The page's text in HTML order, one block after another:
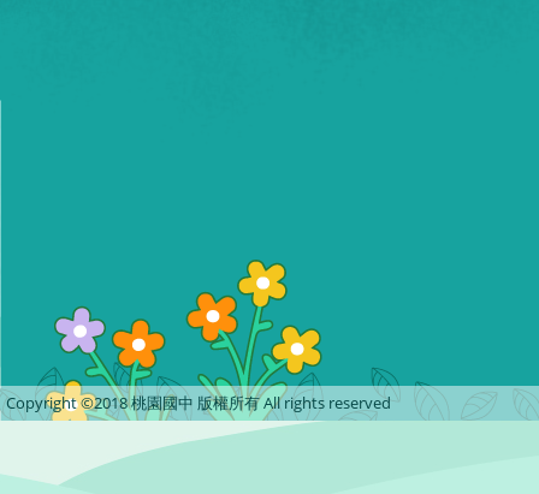
Copyright ©2018 桃園國中 版權所有 All rights reserved